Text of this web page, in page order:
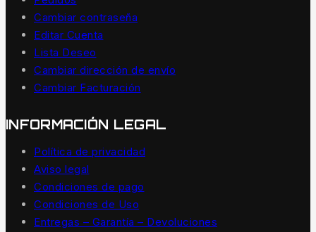
Cambiar contraseña
Editar Cuenta
Lista Deseo
Cambiar dirección de envío
Cambiar Facturación
INFORMACIÓN LEGAL
Política de privacidad
Aviso legal
Condiciones de pago
Condiciones de Uso
Entregas – Garantía – Devoluciones